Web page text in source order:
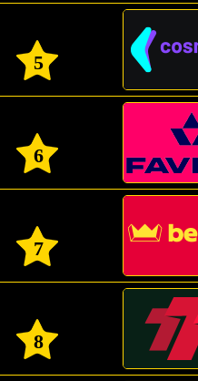
5
6
7
8